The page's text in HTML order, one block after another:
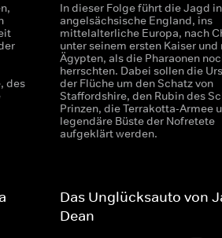
des
In dieser Folge führt die Jagd
angelsächsische England, ins
mittelalterliche Europa, nach
unter seinem ersten Kaiser und
Ägypten, als die Pharaonen
herrschten. Dabei sollen die
der Flüche um den Schatz von
Staffordshire, den Rubin des
Prinzen, die Terrakotta-Armee
legendäre Büste der Nofretete
aufgeklärt werden.
Das Unglücksauto von
Dean